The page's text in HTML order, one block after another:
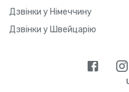
Дзвінки у Німеччину
Дзвінки у Швейцарію